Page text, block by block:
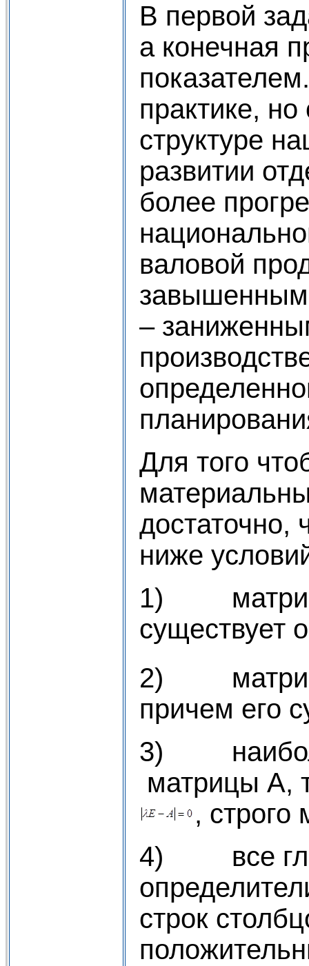
В первой
а конечная
практике,
структуре
развитии
более
валовой
–
Для того
достаточно,
ниже
1) матрица
существует
2)
причем его
3)
матрицы А,
,
4) все
строк